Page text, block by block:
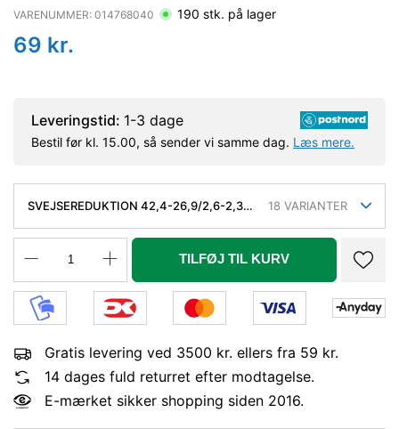
VARENUMMER: 014768040 190 stk. på lager
69 kr.
Leveringstid: 1-3 dage
Bestil før kl. 15.00, så sender vi samme dag. Læs mere.
SVEJSEREDUKTION 42,4-26,9/2,6-2,3
2/RK2 TYPE A
18 VARIANTER
TILFØJ TIL KURV
Gratis levering ved 3500 kr. ellers fra 59 kr.
14 dages fuld returret efter modtagelse.
E-mærket sikker shopping siden 2016.